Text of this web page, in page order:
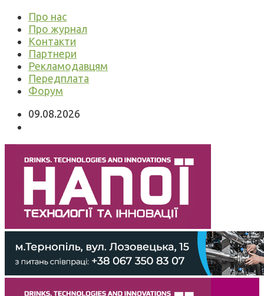
Про нас
Про журнал
Контакти
Партнери
Рекламодавцям
Передплата
Форум
09.08.2026